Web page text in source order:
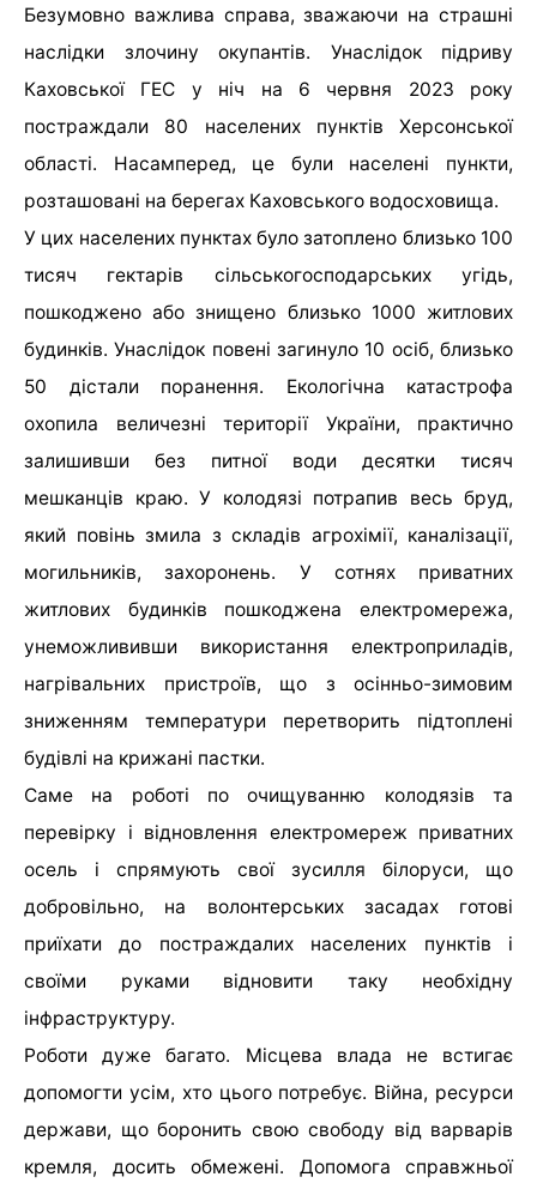
Безумовно важлива справа, зважаючи на страшні
наслідки злочину окупантів. Унаслідок підриву
Каховської ГЕС у ніч на 6 червня 2023 року
постраждали 80 населених пунктів Херсонської
області. Насамперед, це були населені пункти,
розташовані на берегах Каховського водосховища.
У цих населених пунктах було затоплено близько 100
тисяч гектарів сільськогосподарських угідь,
пошкоджено або знищено близько 1000 житлових
будинків. Унаслідок повені загинуло 10 осіб, близько
50 дістали поранення. Екологічна катастрофа
охопила величезні території України, практично
залишивши без питної води десятки тисяч
мешканців краю. У колодязі потрапив весь бруд,
який повінь змила з складів агрохімії, каналізації,
могильників, захоронень. У сотнях приватних
житлових будинків пошкоджена електромережа,
унеможлививши використання електроприладів,
нагрівальних пристроїв, що з осінньо-зимовим
зниженням температури перетворить підтоплені
будівлі на крижані пастки.
Саме на роботі по очищуванню колодязів та
перевірку і відновлення електромереж приватних
осель і спрямують свої зусилля білоруси, що
добровільно, на волонтерських засадах готові
приїхати до постраждалих населених пунктів і
своїми руками відновити таку необхідну
інфраструктуру.
Роботи дуже багато. Місцева влада не встигає
допомогти усім, хто цього потребує. Війна, ресурси
держави, що боронить свою свободу від варварів
кремля, досить обмежені. Допомога справжньої